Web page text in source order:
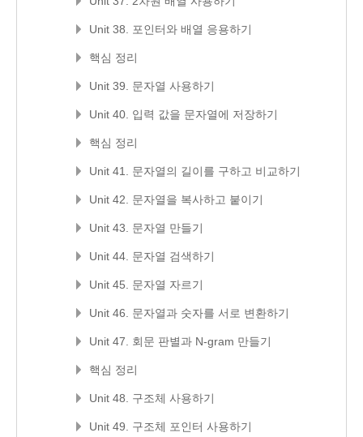
Unit 38. 포인터와 배열 응용하기
핵심 정리
Unit 39. 문자열 사용하기
Unit 40. 입력 값을 문자열에 저장하기
핵심 정리
Unit 41. 문자열의 길이를 구하고 비교하기
Unit 42. 문자열을 복사하고 붙이기
Unit 43. 문자열 만들기
Unit 44. 문자열 검색하기
Unit 45. 문자열 자르기
Unit 46. 문자열과 숫자를 서로 변환하기
Unit 47. 회문 판별과 N-gram 만들기
핵심 정리
Unit 48. 구조체 사용하기
Unit 49. 구조체 포인터 사용하기